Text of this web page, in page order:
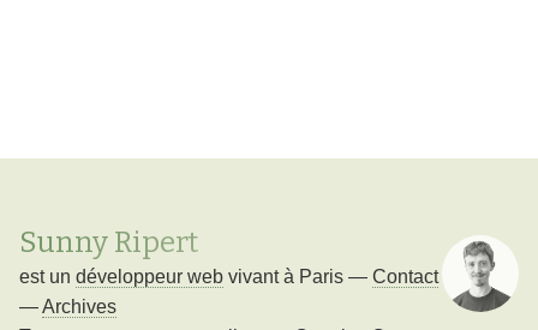
Sunny Ripert
est un développeur web vivant à Paris — Contact
—Archives